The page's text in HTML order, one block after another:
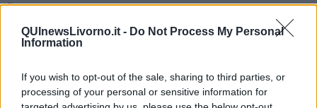
QUInewsLivorno.it - Do Not Process My Personal
Information
If you wish to opt-out of the sale, sharing to third parties, or
processing of your personal or sensitive information for
D
25 Aprile
Todo el bien, todo el mal
Le parole
​L’Australiana
Le stelle del jazz